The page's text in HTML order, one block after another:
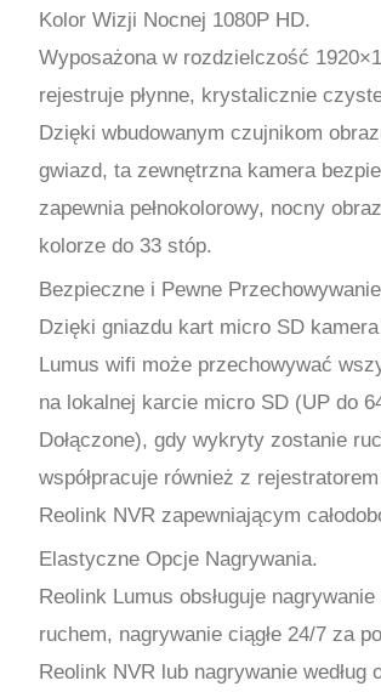
Kolor Wizji Nocnej 1080P HD.
Wyposażona w rozdzielczość
rejestruje płynne, krystalicznie
Dzięki wbudowanym czujnikom
gwiazd, ta zewnętrzna kamera
zapewnia pełnokolorowy, nocny
kolorze do 33 stóp.
Bezpieczne i Pewne
Dzięki gniazdu kart micro SD
Lumus wifi może przechowywać
na lokalnej karcie micro SD (UP do
Dołączone), gdy wykryty zostanie
współpracuje również z
Reolink NVR zapewniającym
Elastyczne Opcje Nagrywania.
Reolink Lumus obsługuje
ruchem, nagrywanie ciągłe 24/7 za
Reolink NVR lub nagrywanie według